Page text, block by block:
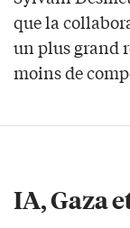
que la
un plus grand
moins de
IA, Gaza